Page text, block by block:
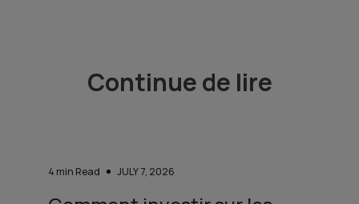
Continue de lire
4 min Read JULY 7, 2026